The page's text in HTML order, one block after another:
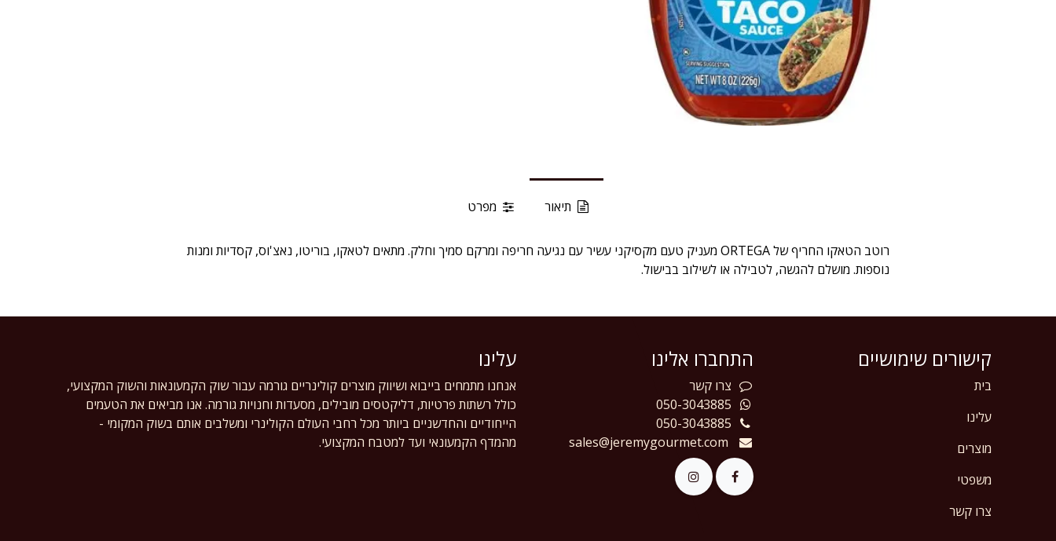
תיאור מפרט
רוטב הטאקו החריף של ORTEGA מעניק טעם מקסיקני עשיר עם נגיעה חריפה ומרקם סמיך וחלק. מתאים לטאקו, בוריטו, נאצ'וס, קסדיות ומנות
נוספות. מושלם להגשה, לטבילה או לשילוב בבישול.
קישורים שימושיים
בית
עלינו
מוצרים
משפטי
צרו קשר
התחברו אלינו
צרו קשר
050-3043885
050-3043885
sales@jeremygourmet.com
עלינו
אנחנו מתמחים בייבוא ושיווק מוצרים קולינריים גורמה עבור שוק הקמעונאות והשוק המקצועי,
כולל רשתות פרטיות, דליקטסים מובילים, מסעדות וחנויות גורמה. אנו מביאים את הטעמים
הייחודיים והחדשניים ביותר מכל רחבי העולם הקולינרי ומשלבים אותם בשוק המקומי -
מהמדף הקמעונאי ועד למטבח המקצועי.